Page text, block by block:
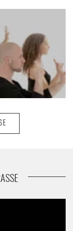
(D)cousues